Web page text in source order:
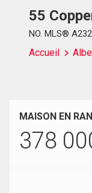
55
NO. MLS®
Accueil
MAISON EN
378